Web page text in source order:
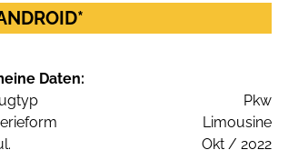
Daten:
Pkw
Limousine
Okt / 2022